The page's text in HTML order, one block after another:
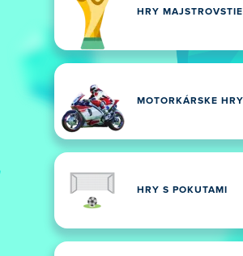
HRY
MOTORKÁRSKE HRY
HRY S POKUTAMI